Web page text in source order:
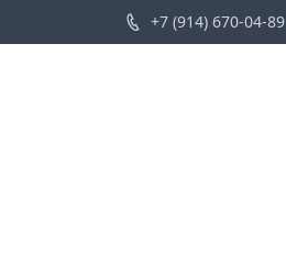
+7 (914) 670-04-89